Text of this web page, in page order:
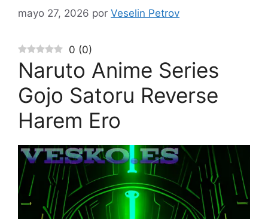
mayo 27, 2026 por Veselin Petrov
0 (0)
Naruto Anime Series
Gojo Satoru Reverse
Harem Ero